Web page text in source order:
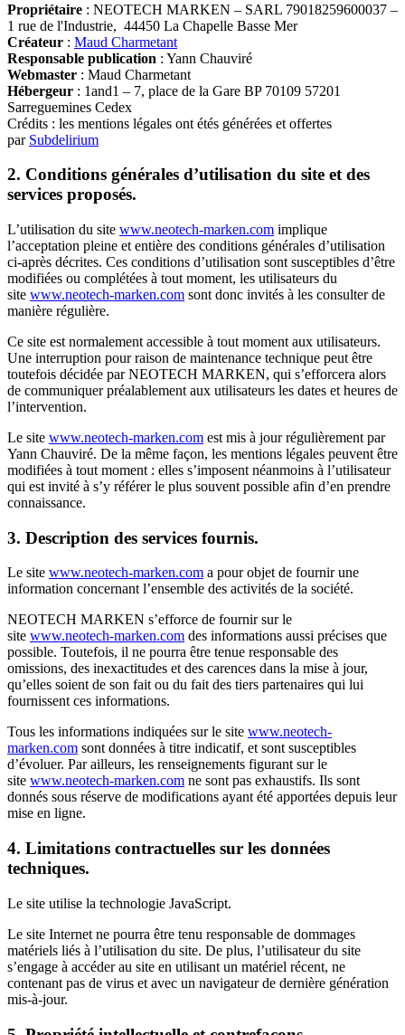
Propriétaire : NEOTECH MARKEN – SARL 79018259600037 –
1 rue de l'Industrie, 44450 La Chapelle Basse Mer
Créateur : Maud Charmetant
Responsable publication : Yann Chauviré
Webmaster : Maud Charmetant
Hébergeur : 1and1 – 7, place de la Gare BP 70109 57201
Sarreguemines Cedex
Crédits : les mentions légales ont étés générées et offertes
par Subdelirium
2. Conditions générales d’utilisation du site et des
services proposés.
L’utilisation du site www.neotech-marken.com implique
l’acceptation pleine et entière des conditions générales d’utilisation
ci-après décrites. Ces conditions d’utilisation sont susceptibles d’être
modifiées ou complétées à tout moment, les utilisateurs du
site www.neotech-marken.com sont donc invités à les consulter de
manière régulière.
Ce site est normalement accessible à tout moment aux utilisateurs.
Une interruption pour raison de maintenance technique peut être
toutefois décidée par NEOTECH MARKEN, qui s’efforcera alors
de communiquer préalablement aux utilisateurs les dates et heures de
l’intervention.
Le site www.neotech-marken.com est mis à jour régulièrement par
Yann Chauviré. De la même façon, les mentions légales peuvent être
modifiées à tout moment : elles s’imposent néanmoins à l’utilisateur
qui est invité à s’y référer le plus souvent possible afin d’en prendre
connaissance.
3. Description des services fournis.
Le site www.neotech-marken.com a pour objet de fournir une
information concernant l’ensemble des activités de la société.
NEOTECH MARKEN s’efforce de fournir sur le
site www.neotech-marken.com des informations aussi précises que
possible. Toutefois, il ne pourra être tenue responsable des
omissions, des inexactitudes et des carences dans la mise à jour,
qu’elles soient de son fait ou du fait des tiers partenaires qui lui
fournissent ces informations.
Tous les informations indiquées sur le site www.neotech-
marken.com sont données à titre indicatif, et sont susceptibles
d’évoluer. Par ailleurs, les renseignements figurant sur le
site www.neotech-marken.com ne sont pas exhaustifs. Ils sont
donnés sous réserve de modifications ayant été apportées depuis leur
mise en ligne.
4. Limitations contractuelles sur les données
techniques.
Le site utilise la technologie JavaScript.
Le site Internet ne pourra être tenu responsable de dommages
matériels liés à l’utilisation du site. De plus, l’utilisateur du site
s’engage à accéder au site en utilisant un matériel récent, ne
contenant pas de virus et avec un navigateur de dernière génération
mis-à-jour.